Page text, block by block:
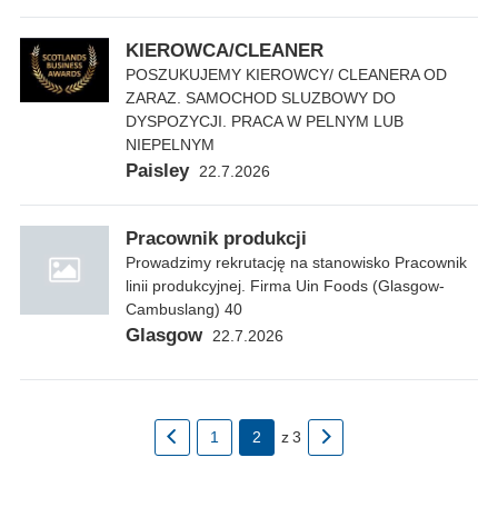
KIEROWCA/CLEANER
POSZUKUJEMY KIEROWCY/ CLEANERA OD
ZARAZ. SAMOCHOD SLUZBOWY DO
DYSPOZYCJI. PRACA W PELNYM LUB
NIEPELNYM
Paisley 22.7.2026
Pracownik produkcji
Prowadzimy rekrutację na stanowisko Pracownik
linii produkcyjnej. Firma Uin Foods (Glasgow-
Cambuslang) 40
Glasgow 22.7.2026
1 2 z3